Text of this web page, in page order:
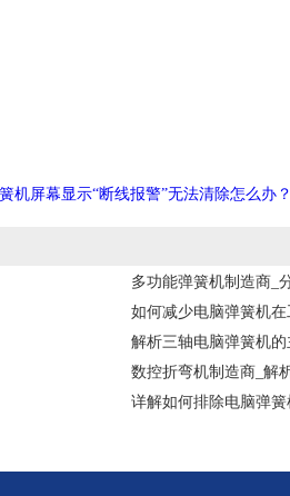
机屏幕显示“断线报警”无法清除怎么办？
多功能弹簧机制造商_
如何减少电脑弹簧机
解析三轴电脑弹簧机
数控折弯机制造商_解
详解如何排除电脑弹